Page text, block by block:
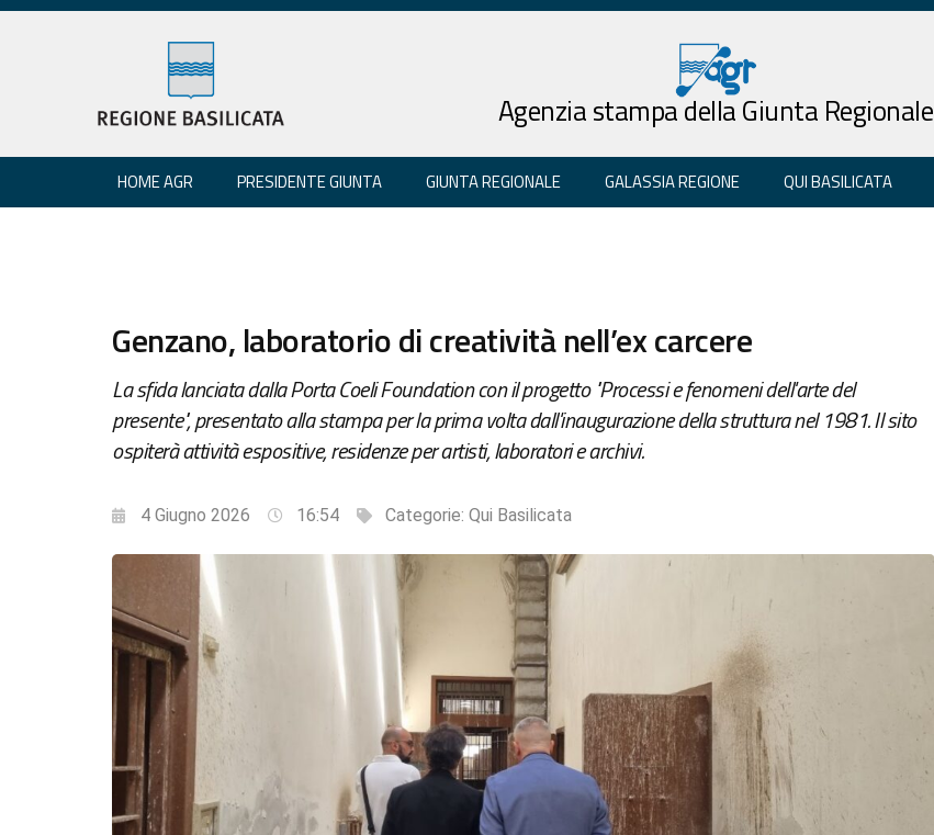
Agenzia stampa della Giunta Regionale
HOME AGR PRESIDENTE GIUNTA GIUNTA REGIONALE GALASSIA REGIONE QUI BASILICATA
Genzano, laboratorio di creatività nell’ex carcere
La sfida lanciata dalla Porta Coeli Foundation con il progetto "Processi e fenomeni dell'arte del
presente", presentato alla stampa per la prima volta dall'inaugurazione della struttura nel 1981. Il sito
ospiterà attività espositive, residenze per artisti, laboratori e archivi.
4 Giugno 2026 16:54 Categorie: Qui Basilicata